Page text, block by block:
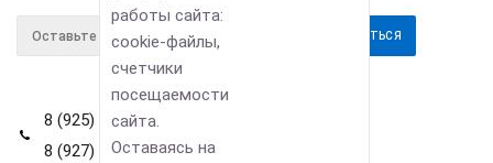
8 (925) 114-42-80
8 (927) 911-22-66
работы сайта:
cookie-файлы,
счетчики
посещаемости
сайта.
Оставаясь на